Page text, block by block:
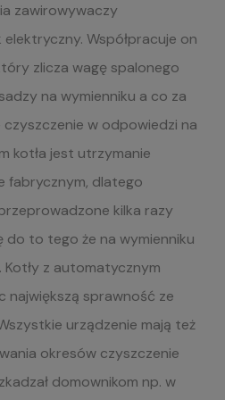
zawirowywaczy
Współpracuje on
zlicza wagę spalonego
na wymienniku a co za
w odpowiedzi na
kotła jest utrzymanie
fabrycznym, dlatego
kilka razy
do to tego że na wymienniku
Kotły z automatycznym
największą sprawność ze
urządzenie mają też
okresów czyszczenie
domownikom np. w